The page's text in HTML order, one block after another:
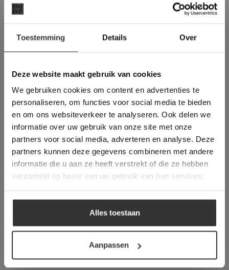
Toestemming Details Over
Deze website maakt gebruik van cookies
We gebruiken cookies om content en advertenties te
personaliseren, om functies voor social media te bieden
en om ons websiteverkeer te analyseren. Ook delen we
informatie over uw gebruik van onze site met onze
partners voor social media, adverteren en analyse. Deze
partners kunnen deze gegevens combineren met andere
informatie die u aan ze heeft verstrekt of die ze hebben
verzameld op basis van uw gebruik van hun services.
Alles toestaan
Aanpassen
Legwerk vanuit het tegelzettersgilde
Meer dan 500 m2 showtuin
Deze website maakt
gebruik van cookies.
This Cookie Banner was deleted and is no
longer working. Please contact the website
administrator.
Deze website gebruikt cookies om de
gebruikerservaring te verbeteren. Door
gebruik te maken van onze website geeft u
toestemming voor alle cookies in
overeenstemming met ons cookiebeleid.Lees
verder
ALLES ACCEPTEREN
ALLES AFWIJZEN
DETAILS WEERGEVEN